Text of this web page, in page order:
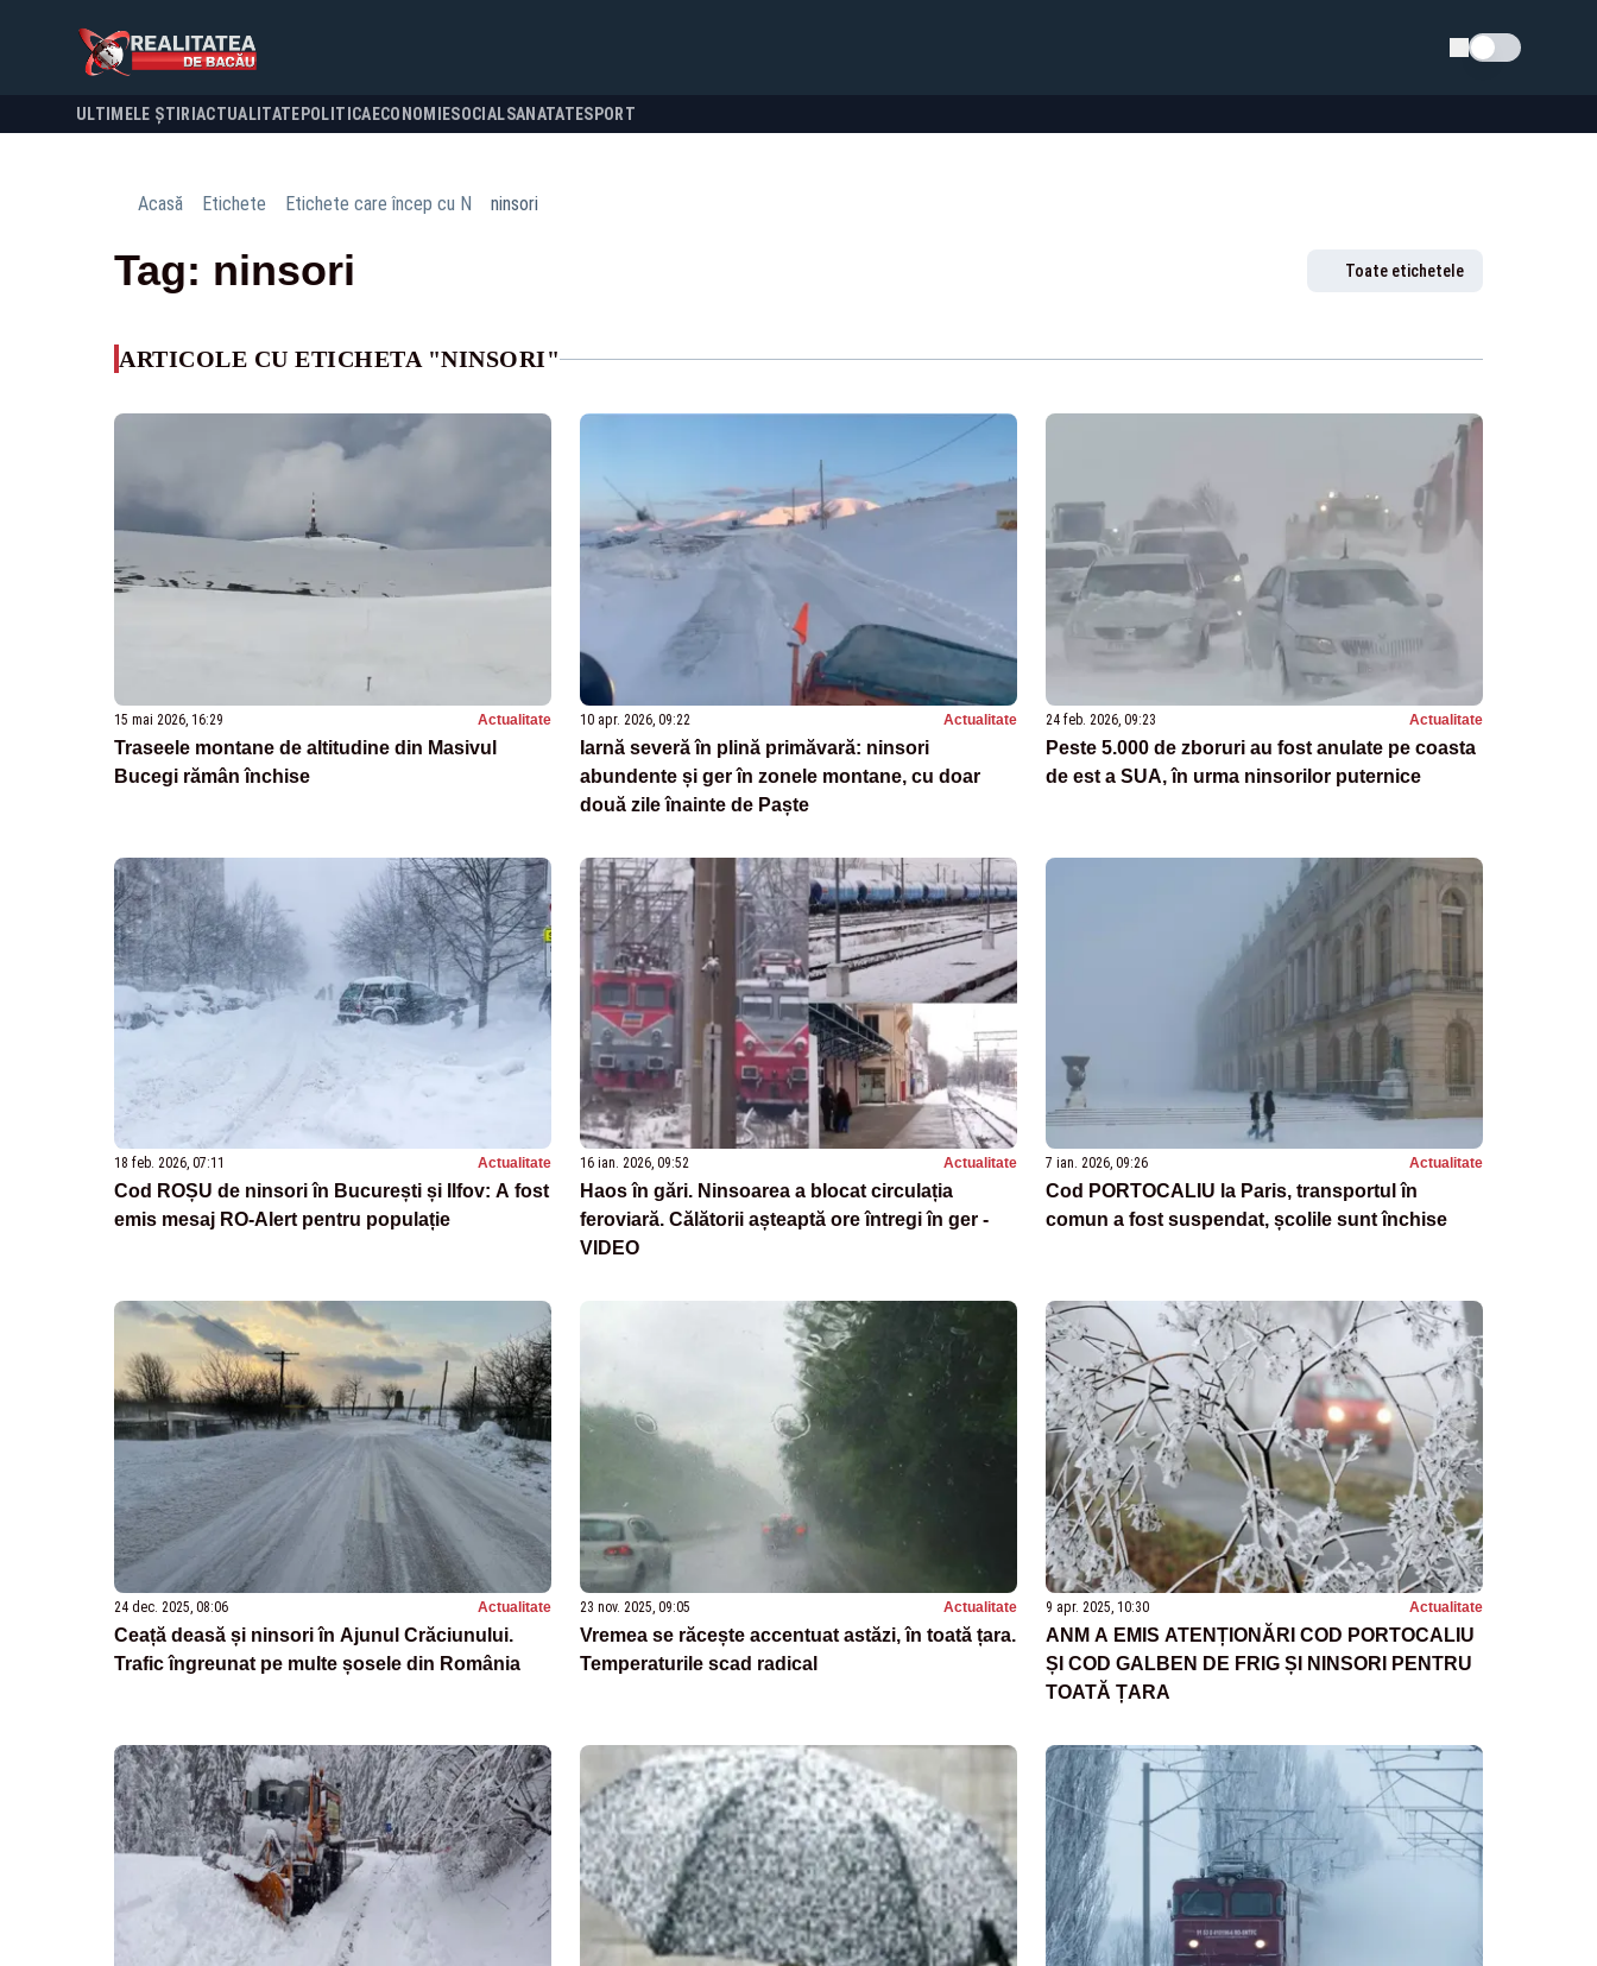
Schimba tema
ULTIMELE ȘTIRI ACTUALITATE POLITICA ECONOMIESOCIALSANATATESPORT
Acasă Etichete Etichete care încep cu N ninsori
Tag: ninsori Toate etichetele
ARTICOLE CU ETICHETA "NINSORI"
15 mai 2026, 16:29 Actualitate
Traseele montane de altitudine din Masivul
Bucegi rămân închise
10 apr. 2026, 09:22 Actualitate
Iarnă severă în plină primăvară: ninsori
abundente și ger în zonele montane, cu doar
două zile înainte de Paște
24 feb. 2026, 09:23 Actualitate
Peste 5.000 de zboruri au fost anulate pe coasta
de est a SUA, în urma ninsorilor puternice
18 feb. 2026, 07:11 Actualitate
Cod ROȘU de ninsori în București și Ilfov: A fost
emis mesaj RO-Alert pentru populație
16 ian. 2026, 09:52 Actualitate
Haos în gări. Ninsoarea a blocat circulația
feroviară. Călătorii așteaptă ore întregi în ger -
VIDEO
7 ian. 2026, 09:26 Actualitate
Cod PORTOCALIU la Paris, transportul în
comun a fost suspendat, școlile sunt închise
24 dec. 2025, 08:06 Actualitate
Ceață deasă și ninsori în Ajunul Crăciunului.
Trafic îngreunat pe multe șosele din România
23 nov. 2025, 09:05 Actualitate
Vremea se răcește accentuat astăzi, în toată țara.
Temperaturile scad radical
9 apr. 2025, 10:30 Actualitate
ANM A EMIS ATENȚIONĂRI COD PORTOCALIU
ȘI COD GALBEN DE FRIG ȘI NINSORI PENTRU
TOATĂ ȚARA